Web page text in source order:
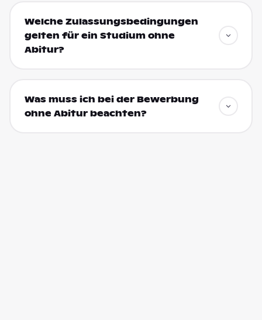
Welche Zulassungsbedingungen
gelten für ein Studium ohne
Abitur?
Was muss ich bei der Bewerbung
ohne Abitur beachten?